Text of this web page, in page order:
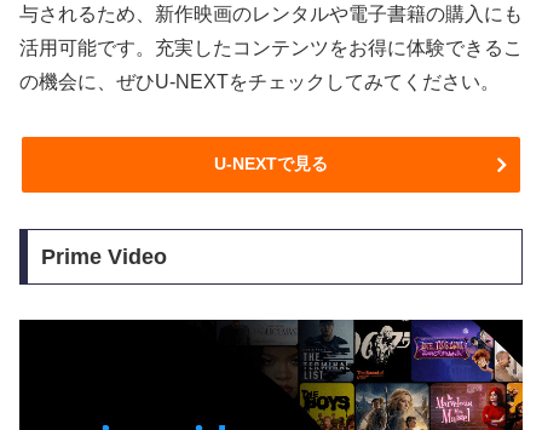
与されるため、新作映画のレンタルや電子書籍の購入にも
活用可能です。充実したコンテンツをお得に体験できるこ
の機会に、ぜひU-NEXTをチェックしてみてください。
U-NEXTで見る
Prime Video